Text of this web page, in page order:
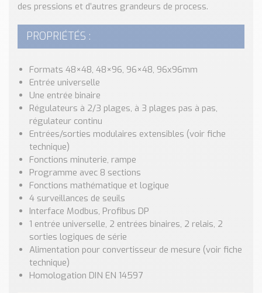
Nos Réalisations
Conseils et Actualités
Catalogue des essentiels pour les brasseries et micro-
brasseries
Contact & Devis
Devis, Tarifs, Renseignements techniques
des pressions et d’autres grandeurs de process.
PROPRIÉTÉS :
Formats 48×48, 48×96, 96×48, 96x96mm
Entrée universelle
Une entrée binaire
Régulateurs à 2/3 plages, à 3 plages pas à pas,
régulateur continu
Entrées/sorties modulaires extensibles (voir fiche
technique)
Fonctions minuterie, rampe
Programme avec 8 sections
Fonctions mathématique et logique
4 surveillances de seuils
Interface Modbus, Profibus DP
1 entrée universelle, 2 entrées binaires, 2 relais, 2
sorties logiques de série
Alimentation pour convertisseur de mesure (voir fiche
technique)
Homologation DIN EN 14597